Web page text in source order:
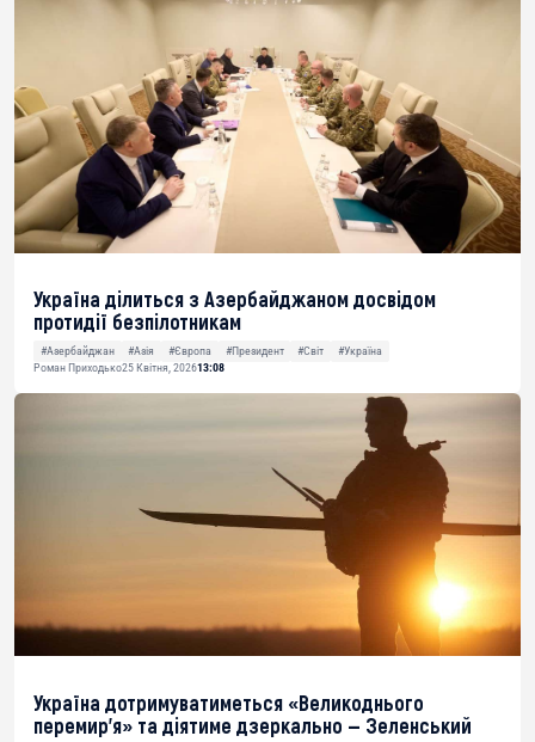
Україна ділиться з Азербайджаном досвідом
протидії безпілотникам
#Азербайджан #Азія #Європа #Президент #Світ
#Україна
Роман Приходько25 Квітня, 202613:08
Україна дотримуватиметься «Великоднього
перемир’я» та діятиме дзеркально — Зеленський